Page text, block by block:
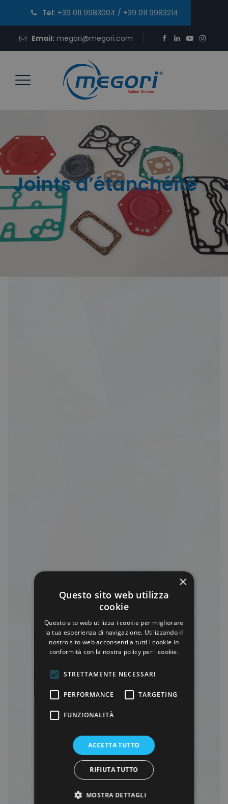
Tel: +39 011 9983004 / +39 011 9983214
Email: megori@megori.com
Joints d’étanchéité
Qu’est-ce que la découpe à l’emporte-pièce?
×
Questo sito web utilizza
cookie
Questo sito web utilizza i cookie per migliorare
la tua esperienza di navigazione. Utilizzando il
nostro sito web acconsenti a tutti i cookie in
conformità con la nostra policy per i cookie.
STRETTAMENTE NECESSARI
PERFORMANCE TARGETING
FUNZIONALITÀ
ACCETTA TUTTO
RIFIUTA TUTTO
MOSTRA DETTAGLI